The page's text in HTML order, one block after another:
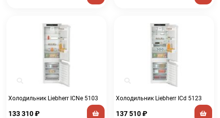
Холодильник Liebherr ICNe 5103
133 310₽
Холодильник Liebherr ICd 5123
137 510₽